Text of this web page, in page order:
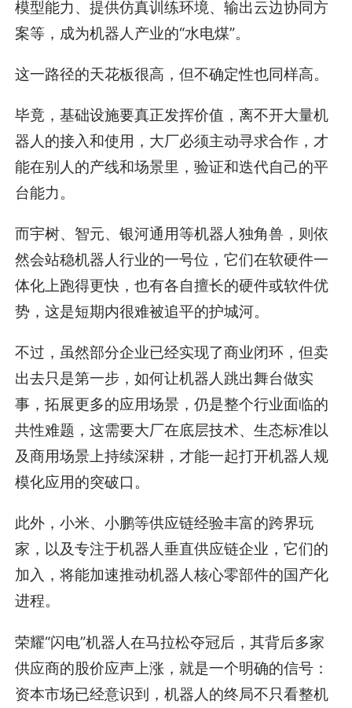
模型能力、提供仿真训练环境、输出云边协同方
案等，成为机器人产业的“水电煤”。
这一路径的天花板很高，但不确定性也同样高。
毕竟，基础设施要真正发挥价值，离不开大量机
器人的接入和使用，大厂必须主动寻求合作，才
能在别人的产线和场景里，验证和迭代自己的平
台能力。
而宇树、智元、银河通用等机器人独角兽，则依
然会站稳机器人行业的一号位，它们在软硬件一
体化上跑得更快，也有各自擅长的硬件或软件优
势，这是短期内很难被追平的护城河。
不过，虽然部分企业已经实现了商业闭环，但卖
出去只是第一步，如何让机器人跳出舞台做实
事，拓展更多的应用场景，仍是整个行业面临的
共性难题，这需要大厂在底层技术、生态标准以
及商用场景上持续深耕，才能一起打开机器人规
模化应用的突破口。
此外，小米、小鹏等供应链经验丰富的跨界玩
家，以及专注于机器人垂直供应链企业，它们的
加入，将能加速推动机器人核心零部件的国产化
进程。
荣耀“闪电”机器人在马拉松夺冠后，其背后多家
供应商的股价应声上涨，就是一个明确的信号：
资本市场已经意识到，机器人的终局不只看整机